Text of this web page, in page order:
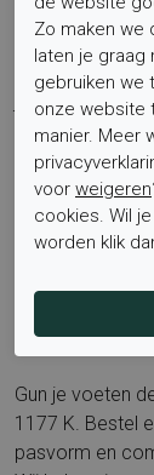
Is het voetbed
kan eenvoudig
Met zijn
jeans en
naadloos bij
brede
leren suède
steunzolen en
Bekijk ook de
Gun je voeten
1177 K. Bestel
pasvorm en
Zo maken we
laten je graag
gebruiken we
onze website
manier. Meer
voor weigeren
cookies. Wil
worden klik